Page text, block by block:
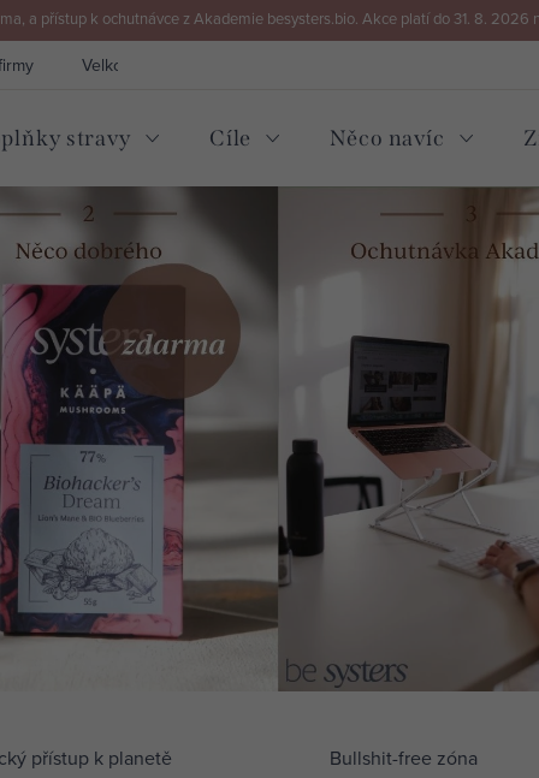
a přístup k ochutnávce z Akademie besysters.bio. Akce platí do 31. 8. 2026
Velkoobchod
stravy Cíle Něco navíc
přístup k planetě Bullshit-free zóna